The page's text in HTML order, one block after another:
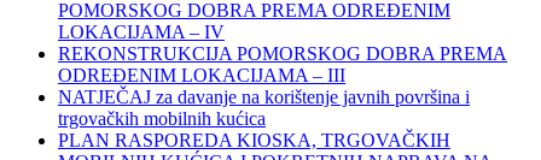
POMORSKOG DOBRA PREMA ODREĐENIM
LOKACIJAMA – IV
REKONSTRUKCIJA POMORSKOG DOBRA PREMA
ODREĐENIM LOKACIJAMA – III
NATJEČAJ za davanje na korištenje javnih površina i
trgovačkih mobilnih kućica
PLAN RASPOREDA KIOSKA, TRGOVAČKIH